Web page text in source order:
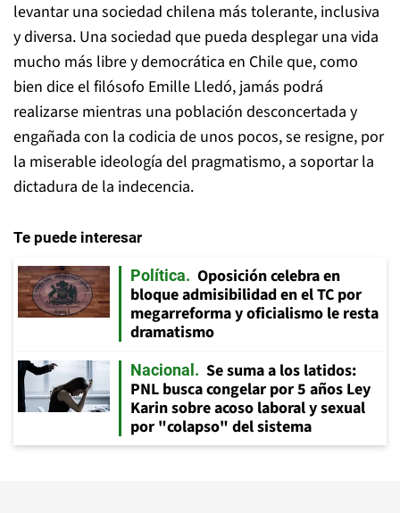
levantar una sociedad chilena más tolerante, inclusiva
y diversa. Una sociedad que pueda desplegar una vida
mucho más libre y democrática en Chile que, como
bien dice el filósofo Emille Lledó, jamás podrá
realizarse mientras una población desconcertada y
engañada con la codicia de unos pocos, se resigne, por
la miserable ideología del pragmatismo, a soportar la
dictadura de la indecencia.
Te puede interesar
Política
Oposición celebra en
bloque admisibilidad en el TC por
megarreforma y oficialismo le resta
dramatismo
Nacional
Se suma a los latidos:
PNL busca congelar por 5 años Ley
Karin sobre acoso laboral y sexual
por "colapso" del sistema